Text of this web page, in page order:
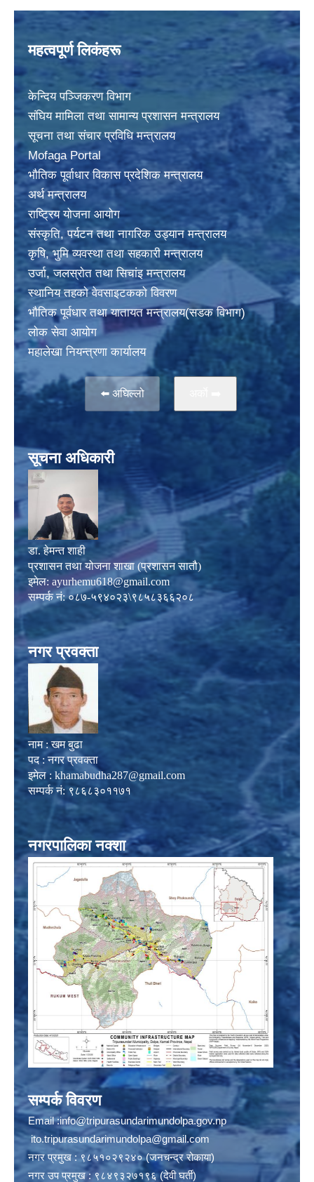
महत्वपूर्ण लिकंहरू
केन्दिय पञ्जिकरण विभाग
संघिय मामिला तथा सामान्य प्रशासन मन्त्रालय
सूचना तथा संचार प्रविधि मन्त्रालय
Mofaga Portal
भाैतिक पूर्वाधार विकास प्रदेशिक मन्त्रालय
अर्थ मन्त्रालय
राष्ट्रिय योजना आयोग
संस्कृति, पर्यटन तथा नागरिक उड्यान मन्त्रालय
कृषि, भुमि व्यवस्था तथा सहकारी मन्त्रालय
उर्जा, जलस्राेत तथा सिचांइ मन्त्रालय
स्थानिय तहकाे वेवसाइटककाे विवरण
भाैतिक पूर्वधार तथा यातायत मन्त्रालय(सडक विभाग)
लाेक सेवा आयोग
महालेखा नियन्त्रणा कार्यालय
⬅️ अघिल्लो
सूचना अधिकारी
डा. हेमन्त शाही
प्रशासन तथा योजना शाखा (प्रशासन सातौ)
इमेल: ayurhemu618@gmail.com
सम्पर्क नं: ०८७-५९४०२३\९८५८३६६२०८
नगर प्रवक्ता
नाम : खम बुढा
पद : नगर प्रवक्ता
इमेल : khamabudha287@gmail.com
सम्पर्क नं: ९८६८३०११७१
नगरपालिका नक्शा
सम्पर्क विवरण
Email :info@tripurasundarimundolpa.gov.np
ito.tripurasundarimundolpa@gmail.com
नगर प्रमुख : ९८५१०२९२४० (जनचन्द्र रोकाया)
नगर उप प्रमुख : ९८४९३२७१९६ (देवी घर्ती)